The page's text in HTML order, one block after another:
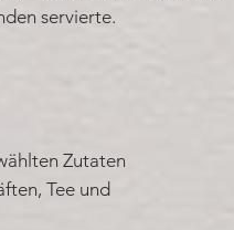
servierte.
Zutaten
Tee und